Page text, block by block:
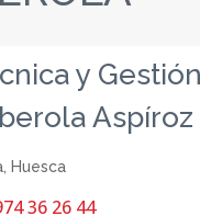
y
Aspíroz
Huesca
36 26 44